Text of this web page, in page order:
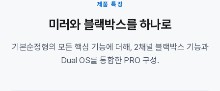
제품 특징
미러와 블랙박스를 하나로
기본순정형의 모든 핵심 기능에 더해, 2채널 블랙박스 기능과
Dual OS를 통합한 PRO 구성.